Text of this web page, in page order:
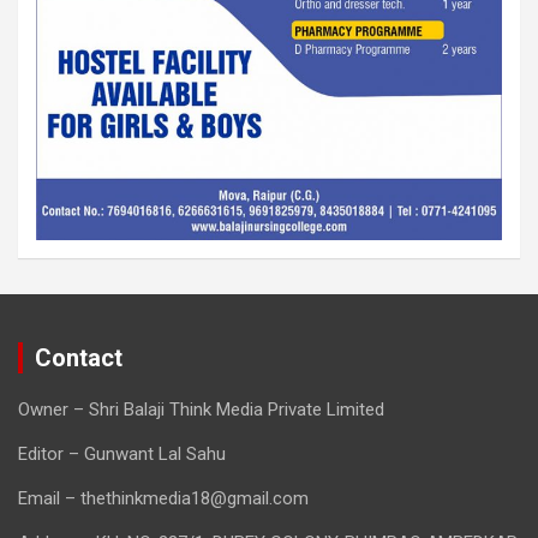
Contact
Owner – Shri Balaji Think Media Private Limited
Editor – Gunwant Lal Sahu
Email – thethinkmedia18@gmail.com